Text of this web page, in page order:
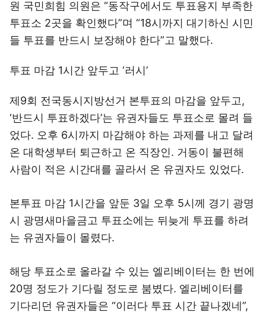
원 국민희힘 의원은 “동작구에서도 투표용지 부족한
투표소 2곳을 확인했다”며 “18시까지 대기하신 시민
들 투표를 반드시 보장해야 한다”고 말했다.
투표 마감 1시간 앞두고 ‘러시’
제9회 전국동시지방선거 본투표의 마감을 앞두고,
‘반드시 투표하겠다’는 유권자들도 투표소로 몰려 들
었다. 오후 6시까지 마감해야 하는 과제를 내고 달려
온 대학생부터 퇴근하고 온 직장인. 거동이 불편해
사람이 적은 시간대를 골라서 온 유권자도 있었다.
본투표 마감 1시간을 앞둔 3일 오후 5시께 경기 광명
시 광명새마을금고 투표소에는 뒤늦게 투표를 하려
는 유권자들이 몰렸다.
해당 투표소로 올라갈 수 있는 엘리베이터는 한 번에
20명 정도가 기다릴 정도로 붐볐다. 엘리베이터를
기다리던 유권자들은 “이러다 투표 시간 끝나겠네”,